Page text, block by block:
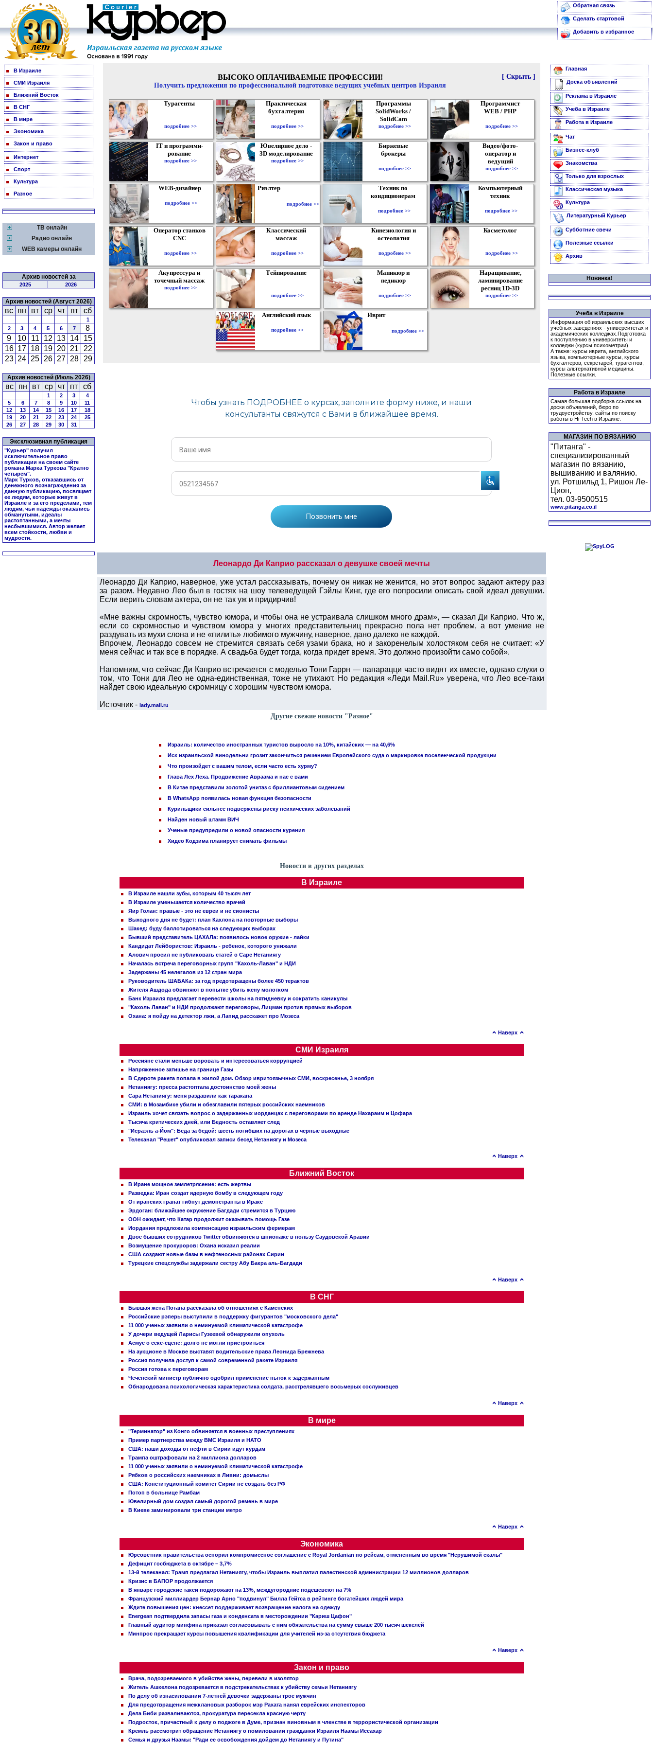
Обратная связь
Сделать стартовой
Добавить в избранное
В Израиле
СМИ Израиля
Ближний Восток
В СНГ
В мире
Экономика
Закон и право
Интернет
Спорт
Культура
Разное
ТВ онлайн
Радио онлайн
WEB камеры онлайн
Архив новостей за
2025 2026
Архив новостей (Август 2026)
вс пн вт ср чт пт сб
1
2
3 4 5 6 7
8
9
10 11 12 13 14
15
16 17 18 19 20 21
22
23 24 25 26 27 28 29
Архив новостей (Июль 2026)
вс пн вт ср чт пт сб
1 2 3
4
5
6 7 8 9 10
11
12
13 14 15 16 17
18
19
20 21 22 23 24
25
26
27 28 29 30 31
Эксклюзивная публикация
"Курьер" получил
исключительное право
публикации на своем сайте
романа Марка Туркова "Кратно
четырем".
Марк Турков, отказавшись от
денежного вознаграждения за
данную публикацию, посвящает
ее людям, которые живут в
Израиле и за его пределами, тем
людям, чьи надежды оказались
обманутыми, идеалы
растоптанными, а мечты
несбывшимися. Автор желает
всем стойкости, любви и
мудрости.
[ Скрыть ]
ВЫСОКО ОПЛАЧИВАЕМЫЕ ПРОФЕССИИ!
Получить предложения по профессиональной подготовке ведущих учебных центров Израиля
Турагенты
подробнее >>
Практическая
бухгалтерия
подробнее >>
Программы
SolidWorks /
SolidCam
подробнее >>
Программист
WEB / PHP
подробнее >>
IT и программи-
рование
подробнее >>
Ювелирное дело -
3D моделирование
подробнее >>
Биржевые
брокеры
подробнее >>
Видео/фото-
оператор и
ведущий
подробнее >>
WEB-дизайнер
подробнее >>
Риэлтер
подробнее >>
Техник по
кондиционерам
подробнее >>
Компьютерный
техник
подробнее >>
Оператор станков
CNC
подробнее >>
Классический
массаж
подробнее >>
Кинезиология и
остеопатия
подробнее >>
Косметолог
подробнее >>
Акупрессура и
точечный массаж
подробнее >>
Тейпирование
подробнее >>
Маникюр и
педикюр
подробнее >>
Наращивание,
ламинирование
ресниц 1D-3D
подробнее >>
Английский язык
подробнее >>
Иврит
подробнее >>
Леонардо Ди Каприо рассказал о девушке своей мечты
Леонардо Ди Каприо, наверное, уже устал рассказывать, почему он никак не женится, но этот вопрос задают актеру раз
за разом. Недавно Лео был в гостях на шоу телеведущей Гэйлы Кинг, где его попросили описать свой идеал девушки.
Если верить словам актера, он не так уж и придирчив!
«Мне важны скромность, чувство юмора, и чтобы она не устраивала слишком много драм», — сказал Ди Каприо. Что ж,
если со скромностью и чувством юмора у многих представительниц прекрасно пола нет проблем, а вот умение не
раздувать из мухи слона и не «пилить» любимого мужчину, наверное, дано далеко не каждой.
Впрочем, Леонардо совсем не стремится связать себя узами брака, но и закоренелым холостяком себя не считает: «У
меня сейчас и так все в порядке. А свадьба будет тогда, когда придет время. Это должно произойти само собой».
Напомним, что сейчас Ди Каприо встречается с моделью Тони Гаррн — папарацци часто видят их вместе, однако слухи о
том, что Тони для Лео не одна-единственная, тоже не утихают. Но редакция «Леди Mail.Ru» уверена, что Лео все-таки
найдет свою идеальную скромницу с хорошим чувством юмора.
Источник - lady.mail.ru
Другие свежие новости "Разное"
Израиль: количество иностранных туристов выросло на 10%, китайских — на 40,6%
Иск израильской винодельни грозит закончиться решением Европейского суда о маркировке поселенческой продукции
Что произойдет с вашим телом, если часто есть хурму?
Глава Лех Леха. Продвижение Авраама и нас с вами
В Китае представили золотой унитаз с бриллиантовым сидением
В WhatsApp появилась новая функция безопасности
Курильщики сильнее подвержены риску психических заболеваний
Найден новый штамм ВИЧ
Ученые предупредили о новой опасности курения
Хидео Кодзима планирует снимать фильмы
Новости в других разделах
В Израиле
В Израиле нашли зубы, которым 40 тысяч лет
В Израиле уменьшается количество врачей
Яир Голан: правые - это не евреи и не сионисты
Выходного дня не будет: план Кахлона на повторные выборы
Шакед: буду баллотироваться на следующих выборах
Бывший представитель ЦАХАЛа: появилось новое оружие - лайки
Кандидат Лейбористов: Израиль - ребенок, которого унижали
Алович просил не публиковать статей о Саре Нетаниягу
Началась встреча переговорных групп "Кахоль-Лаван" и НДИ
Задержаны 45 нелегалов из 12 стран мира
Руководитель ШАБАКа: за год предотвращены более 450 терактов
Жителя Ашдода обвиняют в попытке убить жену молотком
Банк Израиля предлагает перевести школы на пятидневку и сократить каникулы
"Кахоль Лаван" и НДИ продолжают переговоры, Лицман против прямых выборов
Охана: я пойду на детектор лжи, а Лапид расскажет про Мозеса
Наверх
СМИ Израиля
Россияне стали меньше воровать и интересоваться коррупцией
Напряженное затишье на границе Газы
В Сдероте ракета попала в жилой дом. Обзор ивритоязычных СМИ, воскресенье, 3 ноября
Нетаниягу: пресса растоптала достоинство моей жены
Сара Нетаниягу: меня раздавили как таракана
СМИ: в Мозамбике убили и обезглавили пятерых российских наемников
Израиль хочет связать вопрос о задержанных иорданцах с переговорами по аренде Нахараим и Цофара
Тысяча критических дней, или Бедность оставляет след
"Исраэль а-Йом": Беда за бедой: шесть погибших на дорогах в черные выходные
Телеканал "Решет" опубликовал записи бесед Нетаниягу и Мозеса
Наверх
Ближний Восток
В Иране мощное землетрясение: есть жертвы
Разведка: Иран создат ядерную бомбу в следующем году
От иранских гранат гибнут демонстранты в Ираке
Эрдоган: ближайшее окружение Багдади стремится в Турцию
ООН ожидает, что Катар продолжит оказывать помощь Газе
Иордания предложила компенсацию израильским фермерам
Двое бывших сотрудников Twitter обвиняются в шпионаже в пользу Саудовской Аравии
Возмущение прокуроров: Охана исказил реалии
США создают новые базы в нефтеносных районах Сирии
Турецкие спецслужбы задержали сестру Абу Бакра аль-Багдади
Наверх
В СНГ
Бывшая жена Потапа рассказала об отношениях с Каменских
Российские рэперы выступили в поддержку фигурантов "московского дела"
11 000 ученых заявили о неминуемой климатической катастрофе
У дочери ведущей Ларисы Гузеевой обнаружили опухоль
Асмус о секс-сцене: долго не могли пристроиться
На аукционе в Москве выставят водительские права Леонида Брежнева
Россия получила доступ к самой современной ракете Израиля
Россия готова к переговорам
Чеченский министр публично одобрил применение пыток к задержанным
Обнародована психологическая характеристика солдата, расстрелявшего восьмерых сослуживцев
Наверх
В мире
"Терминатор" из Конго обвиняется в военных преступлениях
Пример партнерства между ВМС Израиля и НАТО
США: наши доходы от нефти в Сирии идут курдам
Трампа оштрафовали на 2 миллиона долларов
11 000 ученых заявили о неминуемой климатической катастрофе
Рябков о российских наемниках в Ливии: домыслы
США: Конституционный комитет Сирии не создать без РФ
Потоп в больнице Рамбам
Ювелирный дом создал самый дорогой ремень в мире
В Киеве заминировали три станции метро
Наверх
Экономика
Юрсоветник правительства оспорил компромиссное соглашение с Royal Jordanian по рейсам, отмененным во время "Нерушимой скалы"
Дефицит госбюджета в октябре – 3,7%
13-й телеканал: Трамп предлагал Нетаниягу, чтобы Израиль выплатил палестинской администрации 12 миллионов долларов
Кризис в БАПОР продолжается
В январе городские такси подорожают на 13%, междугородние подешевеют на 7%
Французский миллиардер Бернар Арно "подвинул" Билла Гейтса в рейтинге богатейших людей мира
Ждите повышения цен: кнессет поддерживает возвращение налога на одежду
Energean подтвердила запасы газа и конденсата в месторождении "Кариш Цафон"
Главный аудитор минфина приказал согласовывать с ним обязательства на сумму свыше 200 тысяч шекелей
Минпрос прекращает курсы повышения квалификации для учителей из-за отсутствия бюджета
Наверх
Закон и право
Врача, подозреваемого в убийстве жены, перевели в изолятор
Житель Ашкелона подозревается в подстрекательствах к убийству семьи Нетаниягу
По делу об изнасиловании 7-летней девочки задержаны трое мужчин
Для предотвращения межклановых разборок мэр Рахата нанял еврейских инспекторов
Дела Биби разваливаются, прокуратура пересекла красную черту
Подросток, причастный к делу о поджоге в Думе, признан виновным в членстве в террористической организации
Кремль рассмотрит обращение Нетаниягу о помиловании гражданки Израиля Наамы Иссахар
Семья и друзья Наамы: "Ради ее освобождения дойдем до Нетаниягу и Путина"
Главная
Доска объявлений
Реклама в Израиле
Учеба в Израиле
Работа в Израиле
Чат
Бизнес-клуб
Знакомства
Только для взрослых
Классическая музыка
Культура
Литературный Курьер
Субботние свечи
Полезные ссылки
Архив
Новинка!
Учеба в Израиле
Информация об израильских высших
учебных заведениях - университетах и
академических колледжах.Подготовка
к поступлению в университеты и
колледжи (курсы психометрии).
А также: курсы иврита, английского
языка, компьютерные курсы, курсы
бухгалтеров, секретарей, турагентов,
курсы альтернативной медицины.
Полезные ссылки.
Работа в Израиле
Самая большая подборка ссылок на
доски объявлений, бюро по
трудоустройству, сайты по поиску
работы в Hi-Tech в Израиле.
МАГАЗИН ПО ВЯЗАНИЮ
"Питанга" -
специализированный
магазин по вязанию,
вышиванию и валянию.
ул. Ротшильд 1, Ришон Ле-
Цион,
тел. 03-9500515
www.pitanga.co.il